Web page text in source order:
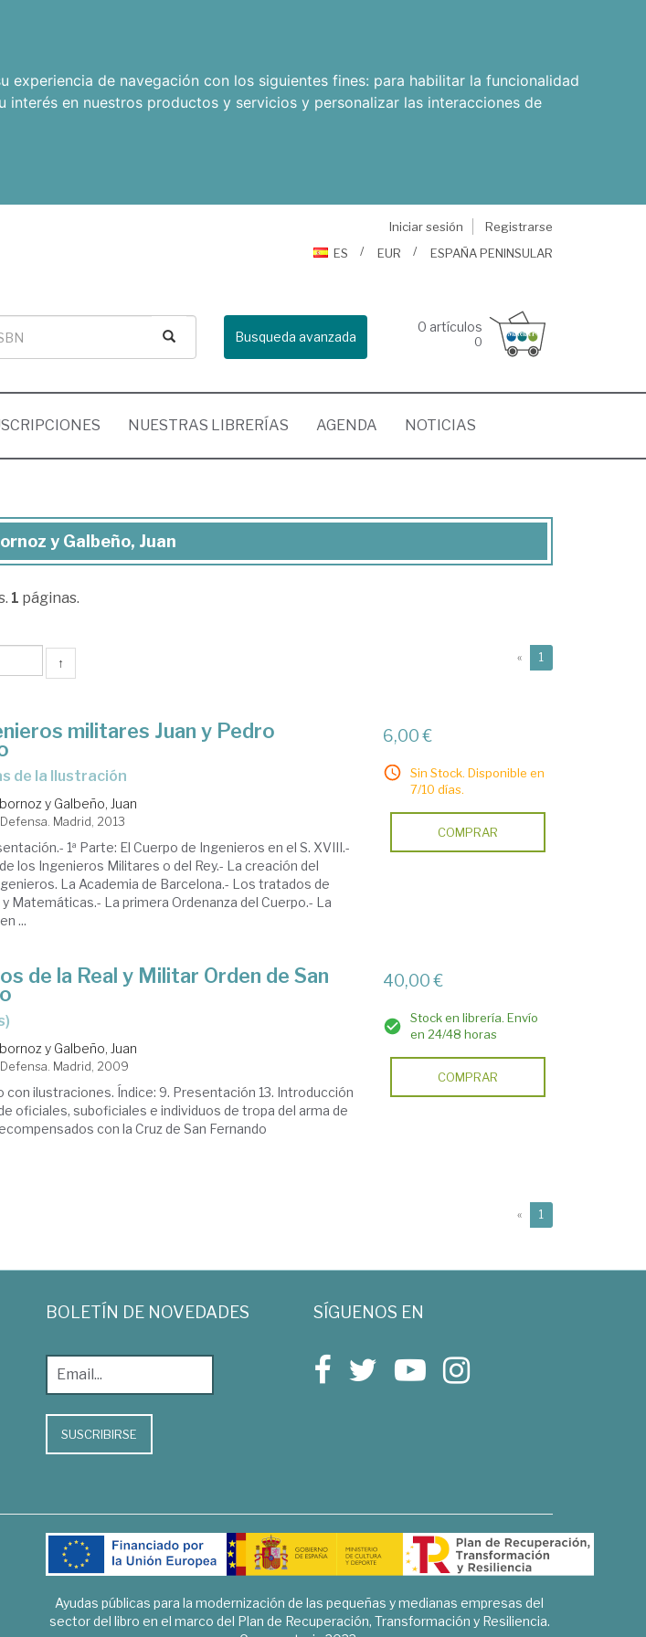
de navegación con los siguientes fines: para habilitar la funcionalidad
interés en nuestros productos y servicios y personalizar las interacciones de
Iniciar sesión
Registrarse
ES
EUR ESPAÑA PENINSULAR
Busqueda avanzada
0 artículos
0
NUESTRAS LIBRERÍAS AGENDA NOTICIAS
y Galbeño, Juan
1 páginas.
↑ « 1
militares Juan y Pedro
de la Ilustración
y Galbeño, Juan
Madrid, 2013
1ª Parte: El Cuerpo de Ingenieros en el S. XVIII.-
los Ingenieros Militares o del Rey.- La creación del
La Academia de Barcelona.- Los tratados de
Matemáticas.- La primera Ordenanza del Cuerpo.- La
...
6,00 €
Sin Stock. Disponible en
7/10 días.
COMPRAR
de la Real y Militar Orden de San
y Galbeño, Juan
Madrid, 2009
con ilustraciones. Índice: 9. Presentación 13. Introducción
oficiales, suboficiales e individuos de tropa del arma de
con la Cruz de San Fernando
40,00 €
Stock en librería. Envío
en 24/48 horas
COMPRAR
« 1
BOLETÍN DE NOVEDADES
SUSCRIBIRSE
SÍGUENOS EN
Ayudas públicas para la modernización de las pequeñas y medianas empresas del
sector del libro en el marco del Plan de Recuperación, Transformación y Resiliencia.